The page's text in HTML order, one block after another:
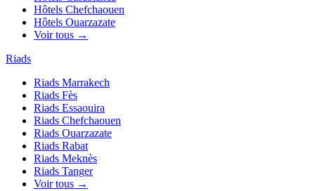
Hôtels Chefchaouen
Hôtels Ouarzazate
Voir tous →
Riads
Riads Marrakech
Riads Fès
Riads Essaouira
Riads Chefchaouen
Riads Ouarzazate
Riads Rabat
Riads Meknès
Riads Tanger
Voir tous →